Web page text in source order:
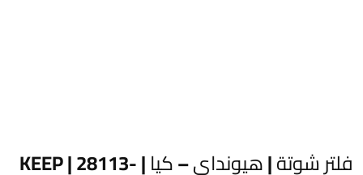
فلتر شوتة | هيونداي – كيا | KEEP | 28113-